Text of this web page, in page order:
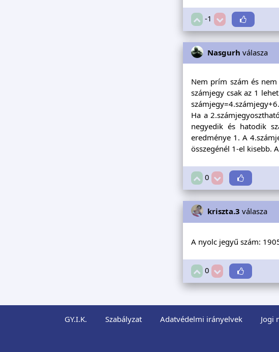
-1
Nasgurh válasza
Nem prím szám és
számjegy csak az 1
Ha a
negyedik és hatodik
eredménye 1. A
összegénél 1-el kisebb.
0
kriszta.3 válasza
A nyolc jegyű szám:
0
GY.I.K. Szabályzat Adatvédelmi irányelvek Jogi